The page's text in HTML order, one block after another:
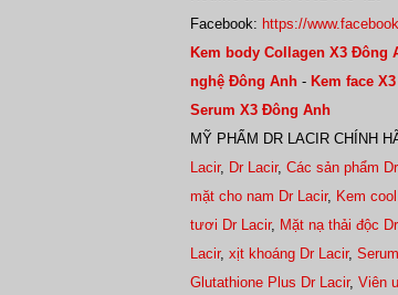
Facebook: https://
Kem body Collagen X3 Đông
nghệ Đông Anh - Kem face
Serum X3 Đông Anh
MỸ PHẨM DR LACIR CHÍNH
Lacir, Dr Lacir, Các sản phẩm
mặt cho nam Dr Lacir, Kem
tươi Dr Lacir, Mặt nạ thải độc
Lacir, xịt khoáng Dr Lacir,
Glutathione Plus Dr Lacir, Viên